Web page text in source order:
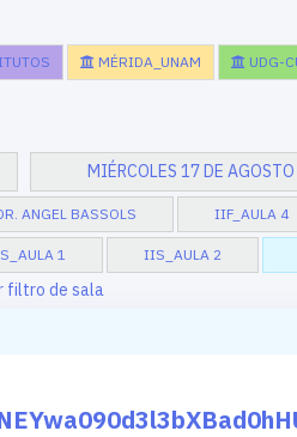
MÉRIDA_UNAM UDG-
MIÉRCOLES 17 DE AGOSTO
ANGEL BASSOLS IIF_AULA 4
1 IIS_AULA 2
filtro de sala